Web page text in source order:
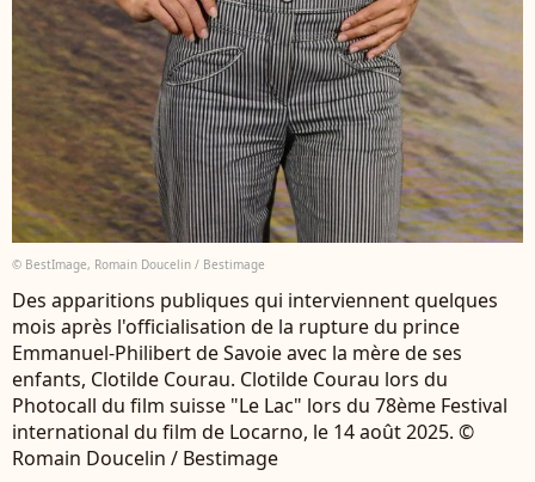
© BestImage, Romain Doucelin / Bestimage
Des apparitions publiques qui interviennent quelques
mois après l'officialisation de la rupture du prince
Emmanuel-Philibert de Savoie avec la mère de ses
enfants, Clotilde Courau. Clotilde Courau lors du
Photocall du film suisse "Le Lac" lors du 78ème Festival
international du film de Locarno, le 14 août 2025. ©
Romain Doucelin / Bestimage